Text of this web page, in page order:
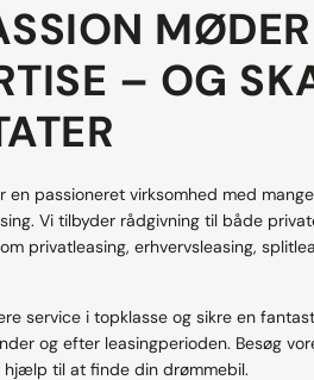
MØDER
– OG
en passioneret virksomhed med
Vi tilbyder rådgivning til både
privatleasing, erhvervsleasing,
service i topklasse og sikre en
og efter leasingperioden. Besøg
hjælp til at finde din drømmebil.